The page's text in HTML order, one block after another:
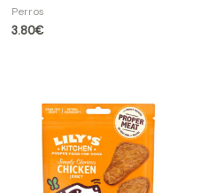
Perros
3.80€